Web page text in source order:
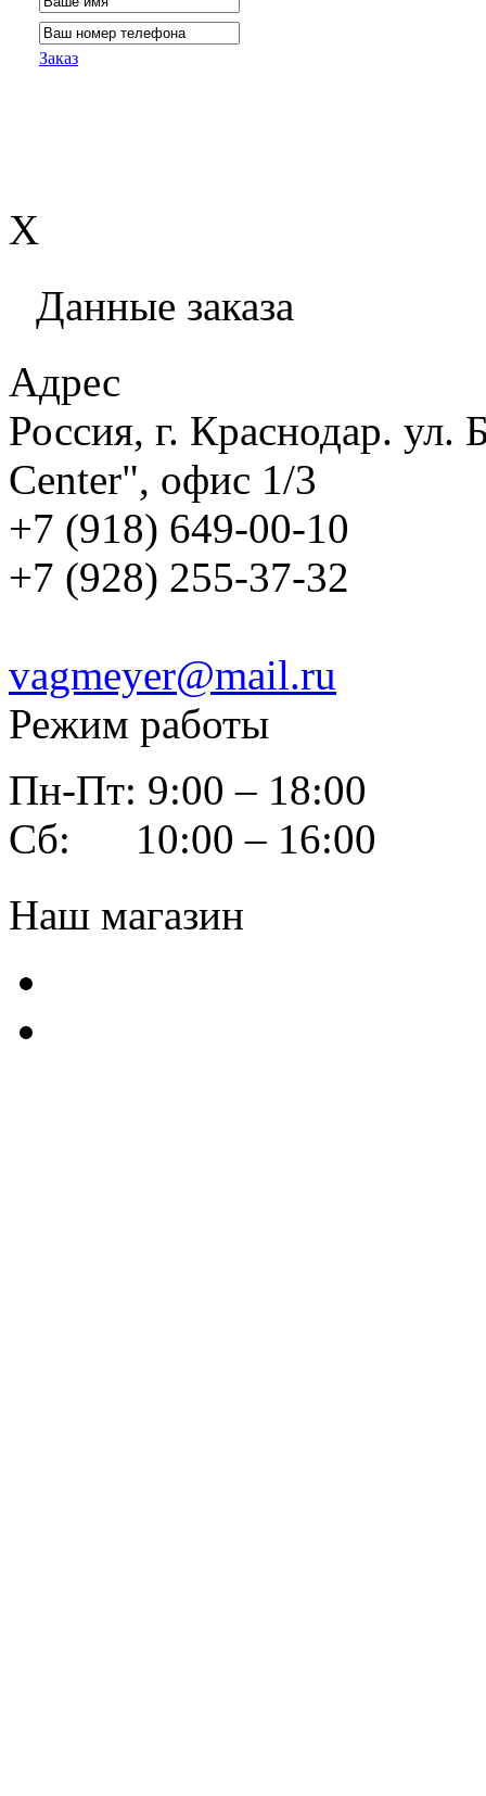
Заказ
X
Данные заказа
Адрес
Россия, г. Краснодар.
Center", офис 1/3
+7 (918) 649-00-10
+7 (928) 255-37-32
vagmeyer@mail.ru
Режим работы
Пн-Пт: 9:00 – 18:00
Сб: 10:00 – 16:00
Наш магазин